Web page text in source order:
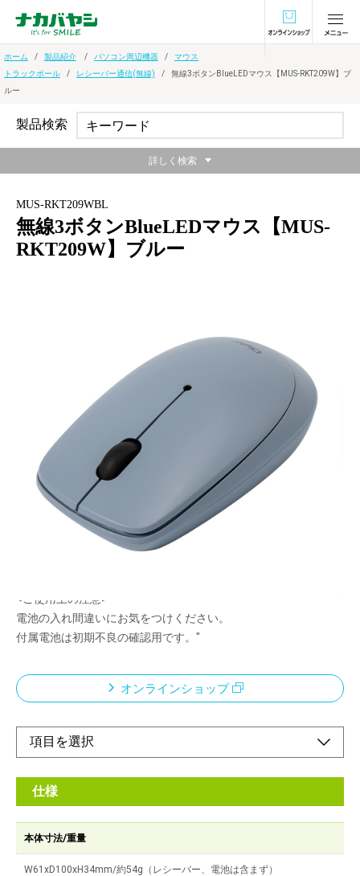
オンラインショ
ホーム 製品紹介 パソコン周辺機器
マウス
トラックボール
レシーバー通信(無線)
無線3ボタンBlueLEDマウス【MUS-RKT209W】ブ
ルー
MUS-RKT209WBL
無線3ボタンBlueLEDマウス【MUS-
RKT209W】ブルー
スタンダードモデルマウス
メーカー希望小売価格：
¥3,080
利き手を選ばない左右対称形状
面倒な設定不要。レシーバーを PCに挿すだけでご使用いただけ
不使用時、レシーバーを本体に収納することができます。
<ご使用上の注意>
電池の入れ間違いにお気をつけください。
付属電池は初期不良の確認用です。"
オンラインショップ
仕様
本体寸法/重量
W61xD100xH34mm/約54g（レシーバー、電池は含まず）
製品検索
詳しく検索